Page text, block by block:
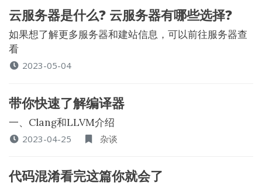
云服务器是什么? 云服务器有哪些选择?
如果想了解更多服务器和建站信息，可以前往服务器查
看
2023-05-04
带你快速了解编译器
一、Clang和LLVM介绍
2023-04-25 杂谈
代码混淆看完这篇你就会了